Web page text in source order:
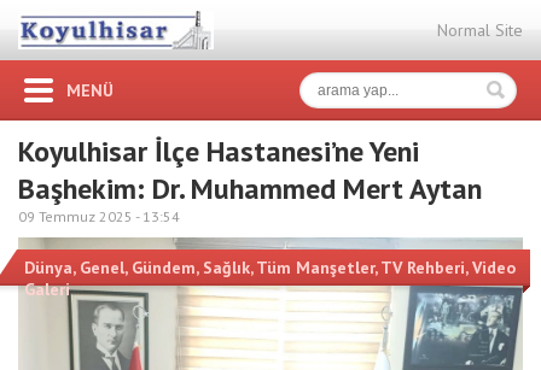
Normal Site
MENÜ
Koyulhisar İlçe Hastanesi’ne Yeni
Başhekim: Dr. Muhammed Mert Aytan
09 Temmuz 2025 - 13:54
Dünya, Genel, Gündem, Sağlık,Tüm Manşetler,TV Rehberi,Video
Galeri